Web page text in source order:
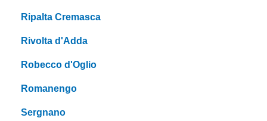
Ripalta Cremasca
Rivolta d'Adda
Robecco d'Oglio
Romanengo
Sergnano